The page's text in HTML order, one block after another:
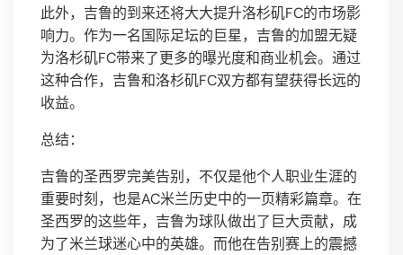
此外，吉鲁的到来还将大大提升洛杉矶FC的市场影
响力。作为一名国际足坛的巨星，吉鲁的加盟无疑
为洛杉矶FC带来了更多的曝光度和商业机会。通过
这种合作，吉鲁和洛杉矶FC双方都有望获得长远的
收益。
总结：
吉鲁的圣西罗完美告别，不仅是他个人职业生涯的
重要时刻，也是AC米兰历史中的一页精彩篇章。在
圣西罗的这些年，吉鲁为球队做出了巨大贡献，成
为了米兰球迷心中的英雄。而他在告别赛上的震撼